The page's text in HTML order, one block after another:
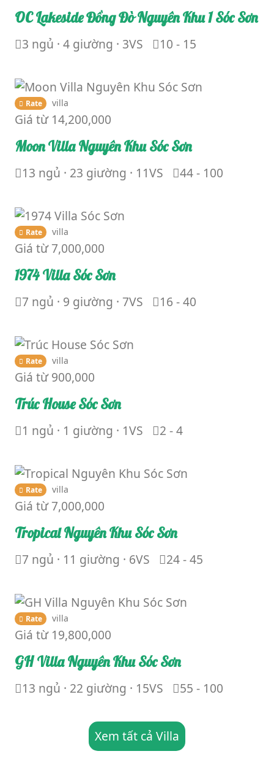
OC Lakeside Đồng Đò Nguyên Khu 1 Sóc Sơn
3 ngủ · 4 giường · 3VS 10 - 15
Rate villa
Giá từ 14,200,000
Moon Villa Nguyên Khu Sóc Sơn
13 ngủ · 23 giường · 11VS 44 - 100
Rate villa
Giá từ7,000,000
1974 Villa Sóc Sơn
7 ngủ · 9 giường · 7VS 16 - 40
Rate villa
Giá từ900,000
Trúc House Sóc Sơn
1 ngủ · 1 giường · 1VS 2 - 4
Rate villa
Giá từ7,000,000
Tropical Nguyên Khu Sóc Sơn
7 ngủ · 11 giường · 6VS 24 - 45
Rate villa
Giá từ 19,800,000
GH Villa Nguyên Khu Sóc Sơn
13 ngủ · 22 giường · 15VS 55 - 100
Xem tất cả Villa